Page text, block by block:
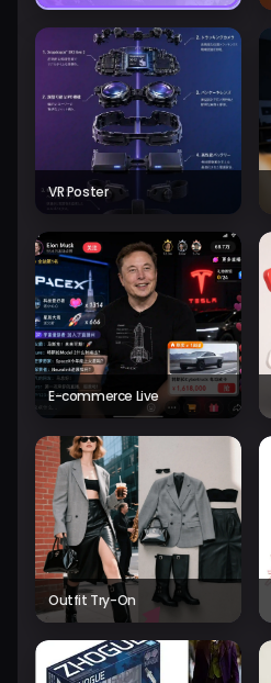
VR Poster
E-commerce Live
Outfit Try-On